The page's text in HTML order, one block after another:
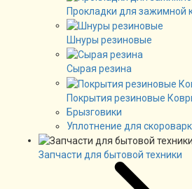
Прокладки для зажимной
Шнуры резиновые
Сырая резина
Покрытия резиновые
Брызговики
Уплотнение для
Запчасти для бытовой техники